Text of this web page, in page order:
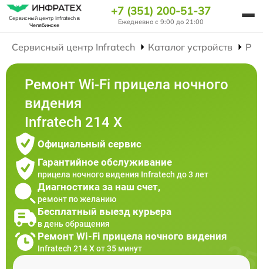
Сервисный центр Infratechв
Челябинске
+7 (351) 200-51-37
Ежедневно с 9:00 до 21:00
Сервисный центр Infratech Каталог устройств
Ремонт Wi-Fi прицела ночного
видения
Infratech 214 Х
Официальный сервис
Гарантийное обслуживание
прицела ночного видения Infratech до 3 лет
Диагностика за наш счет,
ремонт по желанию
Бесплатный выезд курьера
в день обращения
Ремонт Wi-Fi прицела ночного видения
Infratech 214 Х от 35 минут